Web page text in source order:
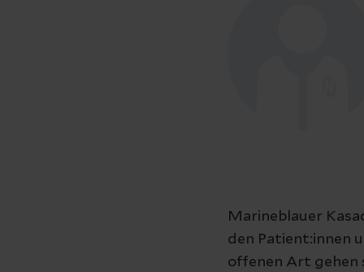
Marineblauer
den Patient:innen
offenen Art gehen